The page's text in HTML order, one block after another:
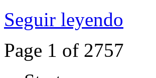
Seguir leyendo
Page 1 of 2757